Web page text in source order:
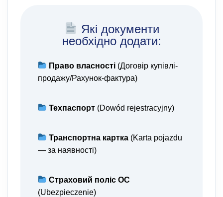
Які документи
необхідно додати:
Право власності (Договір купівлі-
продажу/Рахунок-фактура)
Техпаспорт (Dowód rejestracyjny)
Транспортна картка (Karta pojazdu
— за наявності)
Страховий поліс OC
(Ubezpieczenie)